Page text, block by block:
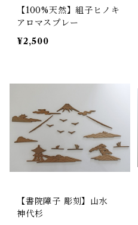
【100%天然】組子ヒノキ
アロマスプレー
¥2,500
【書院障子 彫刻】山水
神代杉